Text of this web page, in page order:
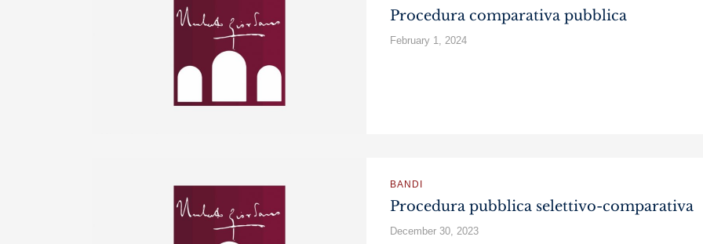
Procedura comparativa pubblica
February 1, 2024
BANDI
Procedura pubblica selettivo-comparativa
December 30, 2023